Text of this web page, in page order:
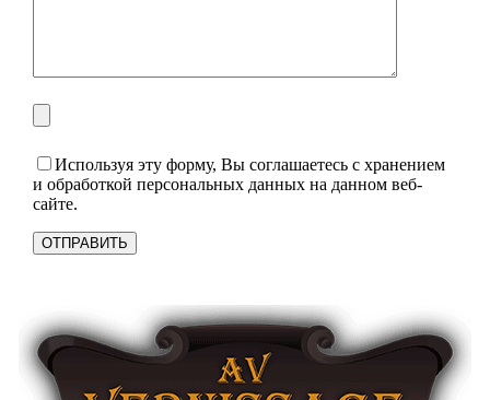
Используя эту форму, Вы соглашаетесь с хранением
и обработкой персональных данных на данном веб-
сайте.